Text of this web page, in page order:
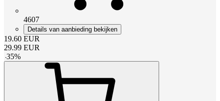
4607
Details van aanbieding bekijken
19.60 EUR
29.99 EUR
-35%